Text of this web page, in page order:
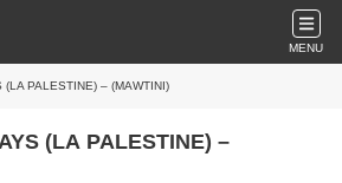
MENU
(LA PALESTINE) – (MAWTINI)
(LA PALESTINE) –